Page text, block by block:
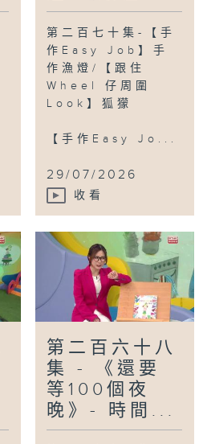
第二百七十集-【手
作Easy Job】手
作漁燈/【跟住
Wheel 仔周圍
Look】狐獴
【手作Easy Jo...
29/07/2026
收看
第二百六十八
集 - 《還要
等100個夜
晚》- 時間...